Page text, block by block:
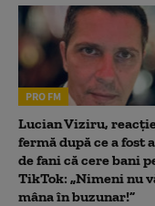
PRO FM
Lucian Viziru,
fermă după ce a fost
de fani că cere bani
TikTok: „Nimeni nu
mâna în buzunar!”